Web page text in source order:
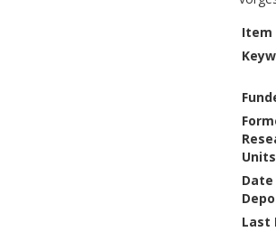
Item
Date
Last